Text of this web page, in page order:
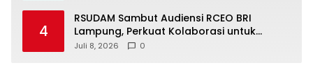
4
RSUDAM Sambut Audiensi RCEO BRI
Lampung, Perkuat Kolaborasi untuk
Pengembangan Layanan dan SDM
Juli 8, 2026 0